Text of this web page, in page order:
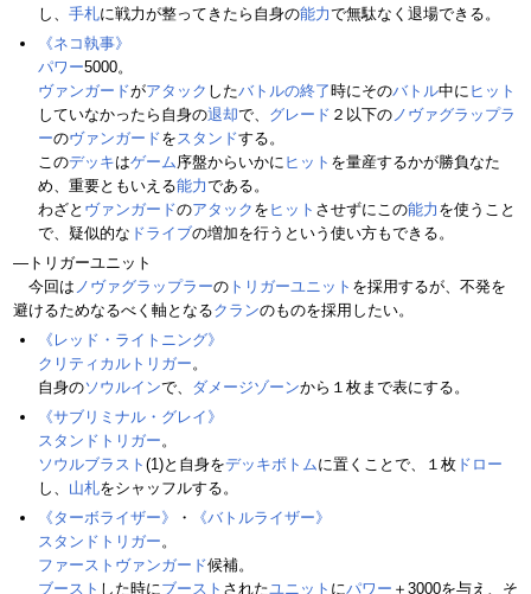
し、 手札に戦力が整ってきたら自身の能力で無駄なく退場できる。
《ネコ執事》
パワー5000。
ヴァンガードがアタック したバトルの終了時にそのバトル中に ヒット
していなかったら自身の退却で、 グレード ２以下の ノヴァグラップラ
ーのヴァンガードを スタンドする。
このデッキはゲーム序盤からいかに ヒット を量産するかが勝負なた
め、重要ともいえる能力である。
わざと ヴァンガードのアタック を ヒット させずにこの能力 を使うこと
で、疑似的な ドライブの増加を行うという使い方もできる。
―トリガーユニット
今回は ノヴァグラップラーの トリガーユニット を採用するが、不発を
避けるためなるべく軸となるクランのものを採用したい。
《レッド・ライトニング》
クリティカルトリガー 。
自身のソウルインで、 ダメージゾーンから１枚まで表にする。
《サブリミナル・グレイ》
スタンドトリガー 。
ソウルブラスト (1)と自身をデッキボトムに置くことで、１枚 ドロー
し、 山札をシャッフルする。
《ターボライザー》
・
《バトルライザー》
スタンドトリガー 。
ファーストヴァンガード候補。
ブースト した時にブースト されたユニット にパワー ＋3000を与え、そ